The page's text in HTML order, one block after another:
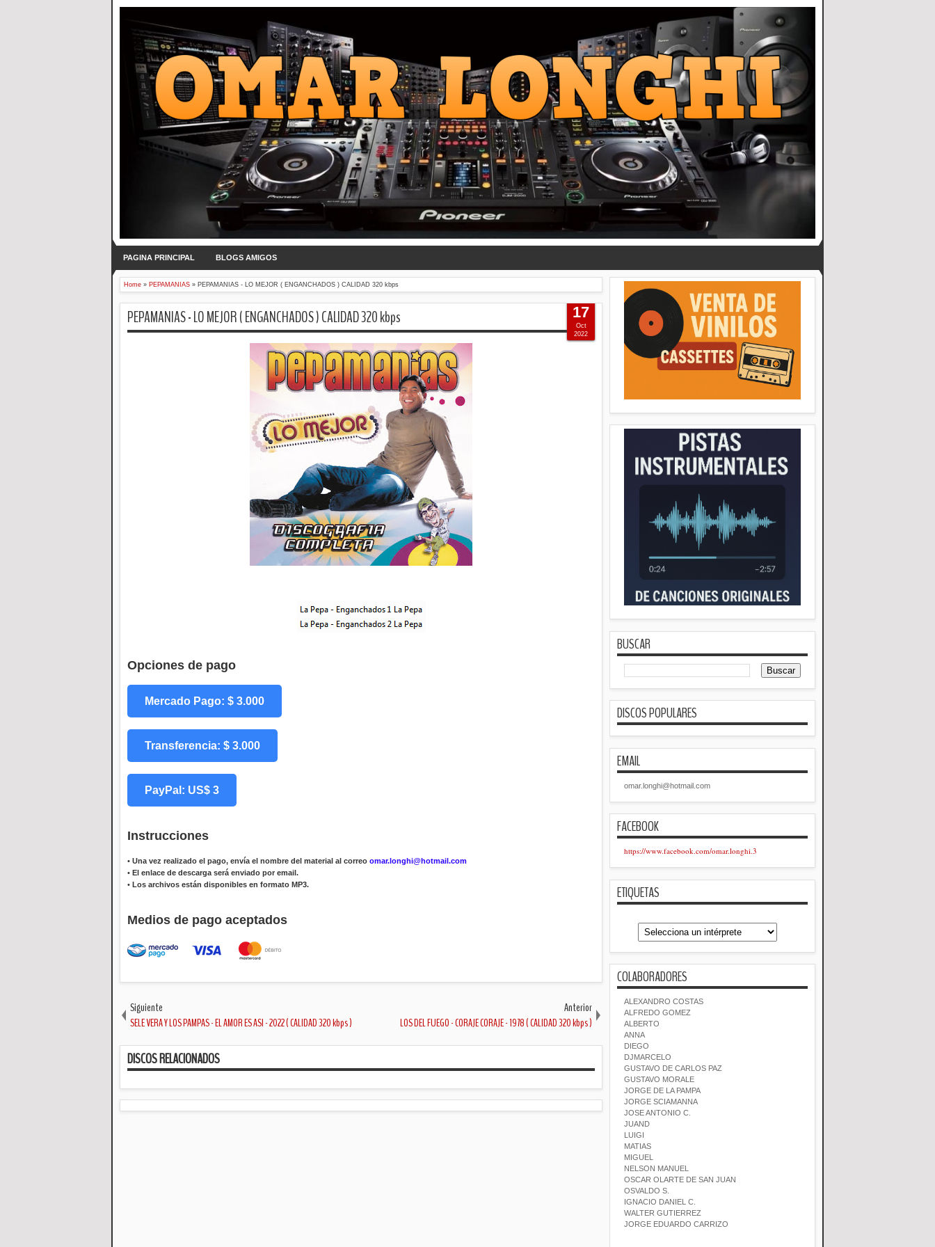
PAGINA PRINCIPAL BLOGS AMIGOS
Home » PEPAMANIAS » PEPAMANIAS - LO MEJOR ( ENGANCHADOS ) CALIDAD 320 kbps
PEPAMANIAS - LO MEJOR ( ENGANCHADOS ) CALIDAD 320 kbps
Opciones de pago
Mercado Pago: $ 3.000
Transferencia: $ 3.000
PayPal: US$ 3
Instrucciones
• Una vez realizado el pago, envía el nombre del material al correo omar.longhi@hotmail.com
• El enlace de descarga será enviado por email.
• Los archivos están disponibles en formato MP3.
Medios de pago aceptados
17
Oct
2022
Siguiente
SELE VERA Y LOS PAMPAS - EL AMOR ES ASI - 2022 ( CALIDAD 320 kbps )
Anterior
LOS DEL FUEGO - CORAJE CORAJE - 1978 ( CALIDAD 320 kbps )
DISCOS RELACIONADOS
BUSCAR
DISCOS POPULARES
EMAIL
omar.longhi@hotmail.com
FACEBOOK
https://www.facebook.com/omar.longhi.3
ETIQUETAS
COLABORADORES
ALEXANDRO COSTAS
ALFREDO GOMEZ
ALBERTO
ANNA
DIEGO
DJMARCELO
GUSTAVO DE CARLOS PAZ
GUSTAVO MORALE
JORGE DE LA PAMPA
JORGE SCIAMANNA
JOSE ANTONIO C.
JUAND
LUIGI
MATIAS
MIGUEL
NELSON MANUEL
OSCAR OLARTE DE SAN JUAN
OSVALDO S.
IGNACIO DANIEL C.
WALTER GUTIERREZ
JORGE EDUARDO CARRIZO